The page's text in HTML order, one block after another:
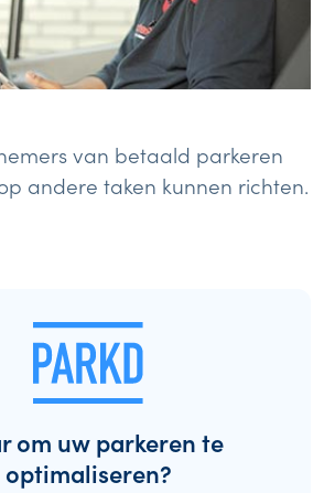
van betaald parkeren
andere taken kunnen richten.
om uw parkeren te
optimaliseren?